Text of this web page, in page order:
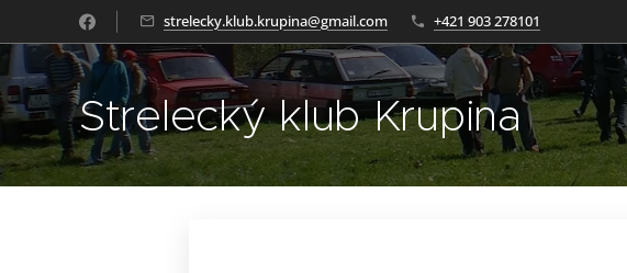
strelecky.klub.krupina@gmail.com +421 903 278101
Strelecký klub Krupina